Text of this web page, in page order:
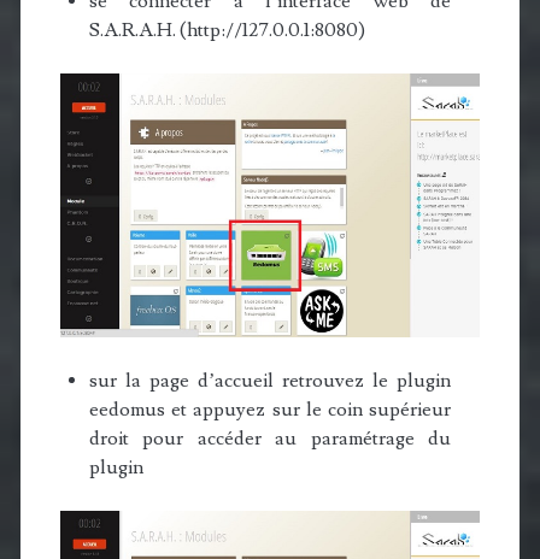
S.A.R.A.H. (http://127.0.0.1:8080)
sur la page d’accueil retrouvez le plugin
eedomus et appuyez sur le coin supérieur
droit pour accéder au paramétrage du
plugin